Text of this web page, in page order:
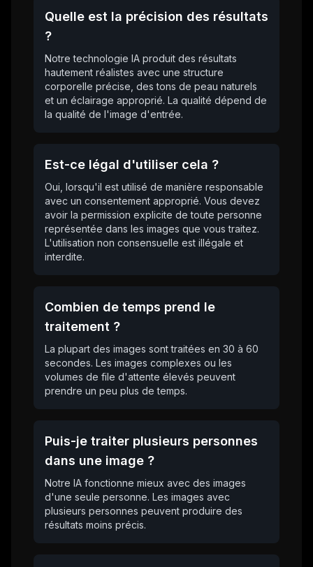
Quelle est la précision des résultats
?
Notre technologie IA produit des résultats
hautement réalistes avec une structure
corporelle précise, des tons de peau naturels
et un éclairage approprié. La qualité dépend de
la qualité de l'image d'entrée.
Est-ce légal d'utiliser cela ?
Oui, lorsqu'il est utilisé de manière responsable
avec un consentement approprié. Vous devez
avoir la permission explicite de toute personne
représentée dans les images que vous traitez.
L'utilisation non consensuelle est illégale et
interdite.
Combien de temps prend le
traitement ?
La plupart des images sont traitées en 30 à 60
secondes. Les images complexes ou les
volumes de file d'attente élevés peuvent
prendre un peu plus de temps.
Puis-je traiter plusieurs personnes
dans une image ?
Notre IA fonctionne mieux avec des images
d'une seule personne. Les images avec
plusieurs personnes peuvent produire des
résultats moins précis.